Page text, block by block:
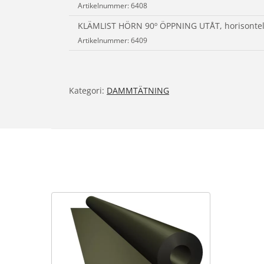
Artikelnummer: 6408
KLÄMLIST HÖRN 90º ÖPPNING UTÅT,
Artikelnummer: 6409
Kategori: DAMMTÄTNING